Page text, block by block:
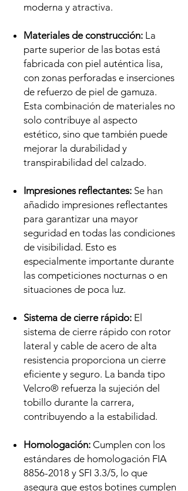
moderna y atractiva.
Materiales de construcción: La
parte superior de las botas está
fabricada con piel auténtica lisa,
con zonas perforadas e inserciones
de refuerzo de piel de gamuza.
Esta combinación de materiales no
solo contribuye al aspecto
estético, sino que también puede
mejorar la durabilidad y
transpirabilidad del calzado.
Impresiones reflectantes: Se han
añadido impresiones reflectantes
para garantizar una mayor
seguridad en todas las condiciones
de visibilidad. Esto es
especialmente importante durante
las competiciones nocturnas o en
situaciones de poca luz.
Sistema de cierre rápido: El
sistema de cierre rápido con rotor
lateral y cable de acero de alta
resistencia proporciona un cierre
eficiente y seguro. La banda tipo
Velcro® refuerza la sujeción del
tobillo durante la carrera,
contribuyendo a la estabilidad.
Homologación: Cumplen con los
estándares de homologación FIA
8856-2018 y SFI 3.3/5, lo que
asegura que estos botines cumplen